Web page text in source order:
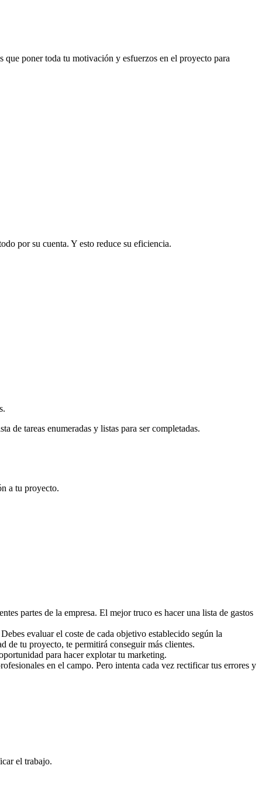
que poner toda tu motivación y esfuerzos en el proyecto para
por su cuenta. Y esto reduce su eficiencia.
de tareas enumeradas y listas para ser completadas.
a tu proyecto.
partes de la empresa. El mejor truco es hacer una lista de gastos
evaluar el coste de cada objetivo establecido según la
de tu proyecto, te permitirá conseguir más clientes.
para hacer explotar tu marketing.
en el campo. Pero intenta cada vez rectificar tus errores y
el trabajo.